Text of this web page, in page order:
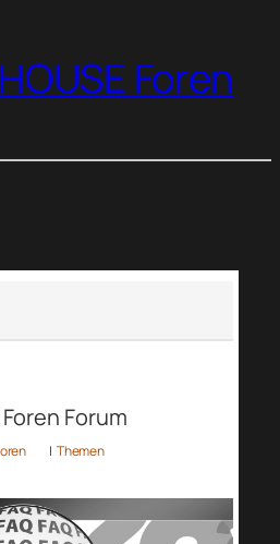
Foren
Foren Forum
| Themen